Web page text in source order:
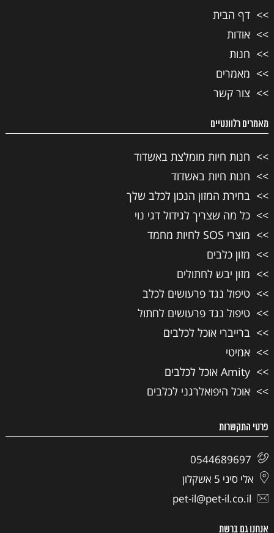
דף הבית
אודות
חנות
מאמרים
צור קשר
מאמרים רלוונטיים
חנות חיות מומלצת באשדוד
חנות חיות באשדוד
בחירת המזון הנכון לכלב שלך
כל מה שצריך לגידול דגי נוי
מוצרי SOS לחיות מחמד
מזון כלבים
מזון יבש לחתולים
טיפול נגד פרעושים לכלב
טיפול נגד פרעושים לחתול
ברייברי אוכל לכלבים
אמיטי
Amity אוכל לכלבים
אוכל היפואלרגני לכלבים
פרטי התקשרות
0544689697
אלי סיני 5 אשקלון
pet-il@pet-il.co.il
אנחנו גם ברשת